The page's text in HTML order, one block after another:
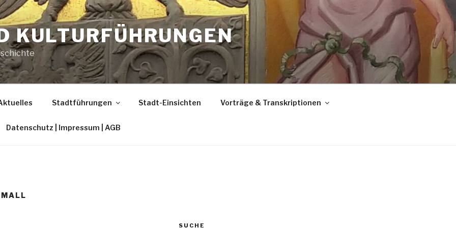
KULTURFÜHRUNGEN
Stadtführungen Stadt-Einsichten Vorträge & Transkriptionen
Datenschutz | Impressum | AGB
SUCHE